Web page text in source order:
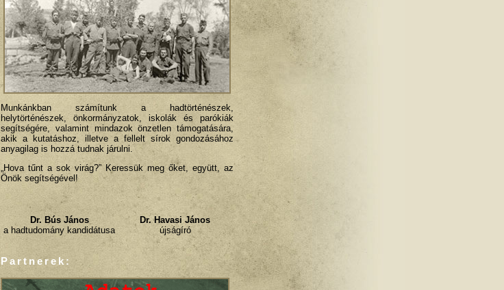
Munkánkban számítunk a hadtörténészek,
helytörténészek, önkormányzatok, iskolák és parókiák
segítségére, valamint mindazok önzetlen támogatására,
akik a kutatáshoz, illetve a fellelt sírok gondozásához
anyagilag is hozzá tudnak járulni.
„Hova tűnt a sok virág?” Keressük meg őket, együtt, az
Önök segítségével!
Dr. Bús János
a hadtudomány kandidátusa
Dr. Havasi János
újságíró
Partnerek: